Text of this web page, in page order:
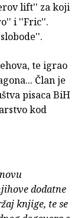
lift'' za koji
i ''Fric''.
te igrao
Član je
pisaca BiH
kod
dodatne
knjige, te se